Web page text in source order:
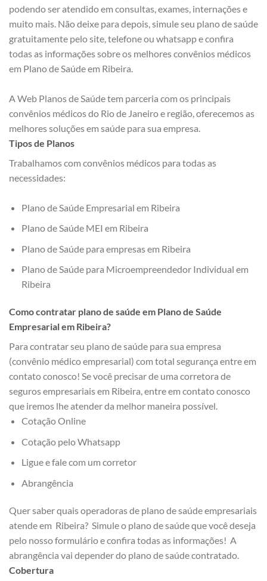
podendo ser atendido em consultas, exames, internações e
muito mais. Não deixe para depois, simule seu plano de saúde
gratuitamente pelo site, telefone ou whatsapp e confira
todas as informações sobre os melhores convênios médicos
em Plano de Saúde em Ribeira.
A Web Planos de Saúde tem parceria com os principais
convênios médicos do Rio de Janeiro e região, oferecemos as
melhores soluções em saúde para sua empresa.
Tipos de Planos
Trabalhamos com convênios médicos para todas as
necessidades:
Plano de Saúde Empresarial em Ribeira
Plano de Saúde MEI em Ribeira
Plano de Saúde para empresas em Ribeira
Plano de Saúde para Microempreendedor Individual em
Ribeira
Como contratar plano de saúde em Plano de Saúde
Empresarial em Ribeira?
Para contratar seu plano de saúde para sua empresa
(convênio médico empresarial) com total segurança entre em
contato conosco! Se você precisar de uma corretora de
seguros empresariais em Ribeira, entre em contato conosco
que iremos lhe atender da melhor maneira possível.
Cotação Online
Cotação pelo Whatsapp
Ligue e fale com um corretor
Abrangência
Quer saber quais operadoras de plano de saúde empresariais
atende em Ribeira? Simule o plano de saúde que você deseja
pelo nosso formulário e confira todas as informações! A
abrangência vai depender do plano de saúde contratado.
Cobertura